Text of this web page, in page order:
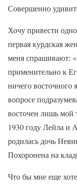
Совершенно
Хочу привести
первая курдская
меня спрашивают:
применительно к
ничего
вопросе
восточен лишь мой
1930 году Лейла и
родилась дочь
Похоронена на
Что бы мне еще